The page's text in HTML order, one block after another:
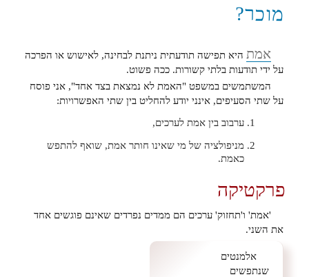
מוכר?
אמת היא תפישה תודעתית ניתנת לבחינה, לאישוש או הפרכה
על ידי תודעות בלתי קשורות. ככה פשוט.
המשתמשים במשפט "האמת לא נמצאת בצד אחד", אני פוסח
על שתי הסעיפים, אינני יודע להחליט בין שתי האפשרויות:
ערבוב בין אמת לערכים,
מניפולציה של מי שאינו חותר אמת, שואף להתפש
כאמת.
פרקטיקה
'אמת' ו'תחזוק' ערכים הם ממדים נפרדים שאינם פוגשים אחד
את השני.
אלמנטים
שנתפשים